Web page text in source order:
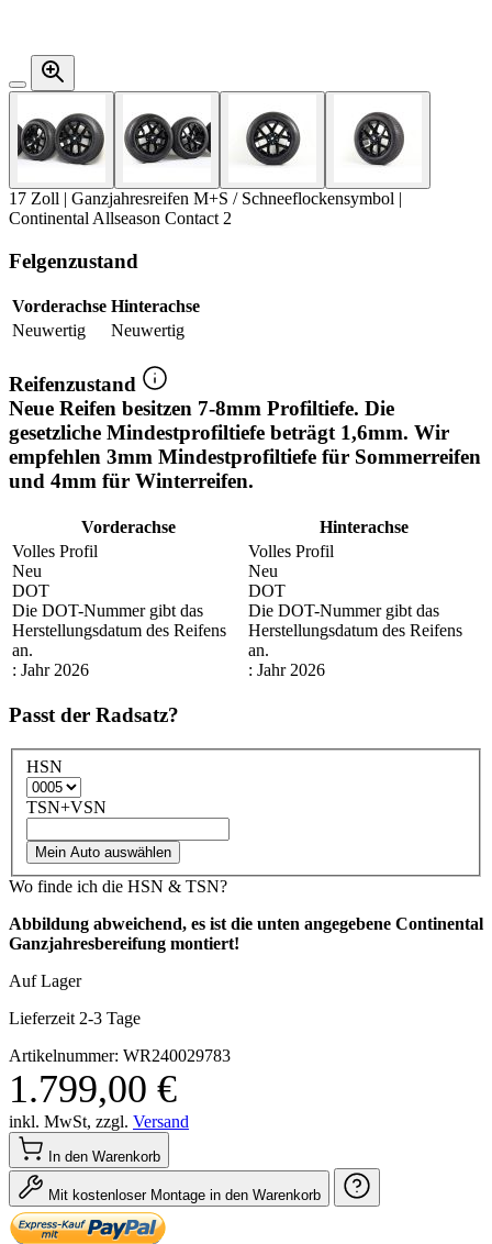
17 Zoll | Ganzjahresreifen M+S / Schneeflockensymbol |
Continental Allseason Contact 2
Felgenzustand
Vorderachse Hinterachse
Neuwertig
Neuwertig
Reifenzustand
Neue Reifen besitzen 7-8mm Profiltiefe. Die
gesetzliche Mindestprofiltiefe beträgt 1,6mm. Wir
empfehlen 3mm Mindestprofiltiefe für Sommerreifen
und 4mm für Winterreifen.
Vorderachse
Hinterachse
Volles Profil
Neu
DOT
Die DOT-Nummer gibt das
Herstellungsdatum des Reifens
an.
: Jahr 2026
Volles Profil
Neu
DOT
Die DOT-Nummer gibt das
Herstellungsdatum des Reifens
an.
: Jahr 2026
Passt der Radsatz?
HSN
TSN+VSN
Mein Auto auswählen
Wo finde ich die HSN & TSN?
Abbildung abweichend, es ist die unten angegebene Continental
Ganzjahresbereifung montiert!
Auf Lager
Lieferzeit 2-3 Tage
Artikelnummer: WR240029783
1.799,00 €
inkl. MwSt, zzgl. Versand
In den Warenkorb
Mit kostenloser Montage in den Warenkorb